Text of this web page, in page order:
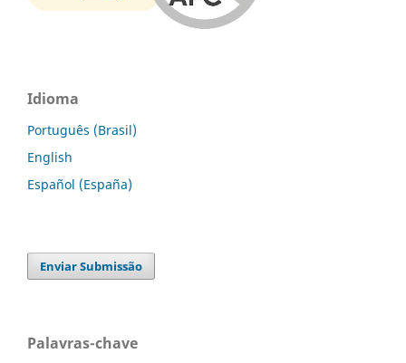
Idioma
Português (Brasil)
English
Español (España)
Enviar Submissão
Palavras-chave